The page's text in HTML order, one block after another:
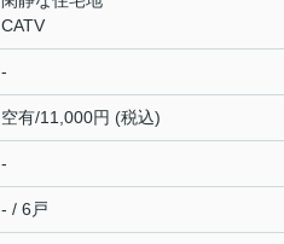
CATV
-
空有/11,000円 (税込)
-
- / 6戸